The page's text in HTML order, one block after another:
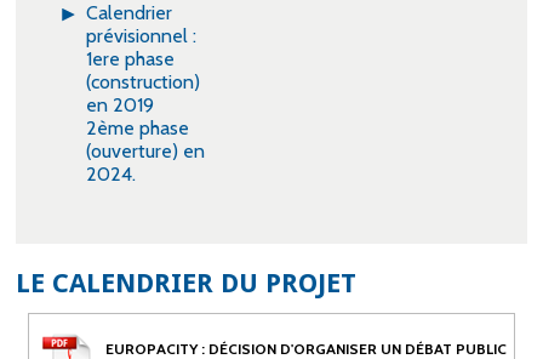
Calendrier
prévisionnel :
1ere phase
(construction)
en 2019
2ème phase
(ouverture) en
2024.
LE CALENDRIER DU PROJET
EUROPACITY : DÉCISION D'ORGANISER UN DÉBAT PUBLIC